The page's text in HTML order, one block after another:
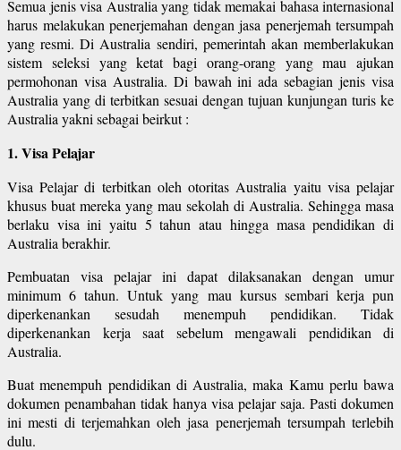
Semua jenis visa Australia yang tidak memakai bahasa internasional
harus melakukan penerjemahan dengan jasa penerjemah tersumpah
yang resmi. Di Australia sendiri, pemerintah akan memberlakukan
sistem seleksi yang ketat bagi orang-orang yang mau ajukan
permohonan visa Australia. Di bawah ini ada sebagian jenis visa
Australia yang di terbitkan sesuai dengan tujuan kunjungan turis ke
Australia yakni sebagai beirkut :
1. Visa Pelajar
Visa Pelajar di terbitkan oleh otoritas Australia yaitu visa pelajar
khusus buat mereka yang mau sekolah di Australia. Sehingga masa
berlaku visa ini yaitu 5 tahun atau hingga masa pendidikan di
Australia berakhir.
Pembuatan visa pelajar ini dapat dilaksanakan dengan umur
minimum 6 tahun. Untuk yang mau kursus sembari kerja pun
diperkenankan sesudah menempuh pendidikan. Tidak
diperkenankan kerja saat sebelum mengawali pendidikan di
Australia.
Buat menempuh pendidikan di Australia, maka Kamu perlu bawa
dokumen penambahan tidak hanya visa pelajar saja. Pasti dokumen
ini mesti di terjemahkan oleh jasa penerjemah tersumpah terlebih
dulu.